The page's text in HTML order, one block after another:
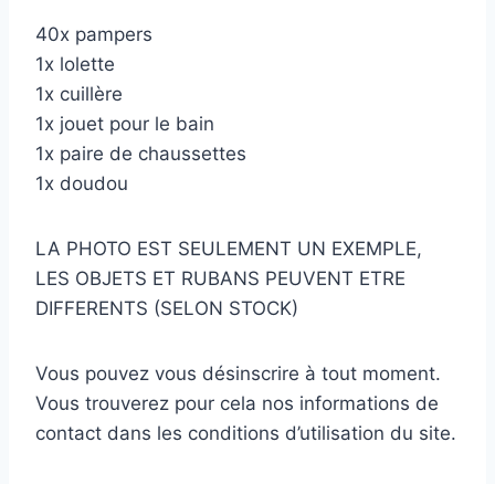
40x pampers
1x lolette
1x cuillère
1x jouet pour le bain
1x paire de chaussettes
1x doudou
LA PHOTO EST SEULEMENT UN EXEMPLE,
LES OBJETS ET RUBANS PEUVENT ETRE
DIFFERENTS (SELON STOCK)
Vous pouvez vous désinscrire à tout moment.
Vous trouverez pour cela nos informations de
contact dans les conditions d’utilisation du site.